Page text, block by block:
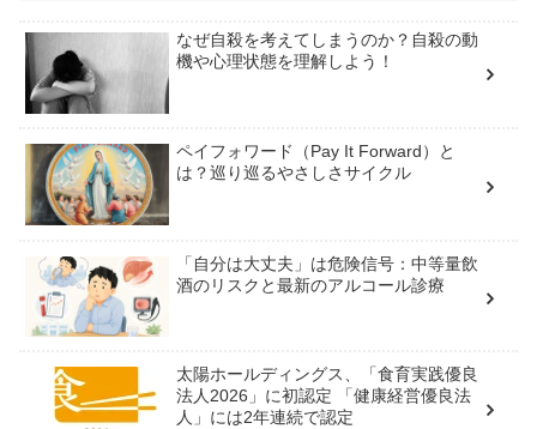
なぜ自殺を考えてしまうのか？自殺の動
機や心理状態を理解しよう！
ペイフォワード（Pay It Forward）と
は？巡り巡るやさしさサイクル
「自分は大丈夫」は危険信号：中等量飲
酒のリスクと最新のアルコール診療
太陽ホールディングス、「食育実践優良
法人2026」に初認定 「健康経営優良法
人」には2年連続で認定